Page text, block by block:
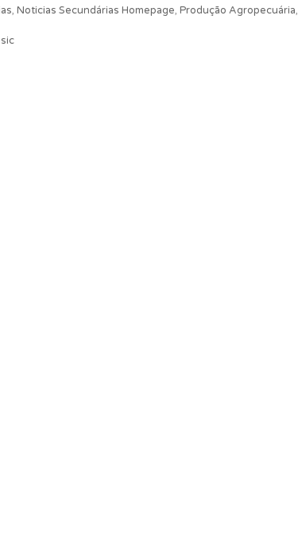
,Noticias Secundárias Homepage,Produção Agropecuária,
sic